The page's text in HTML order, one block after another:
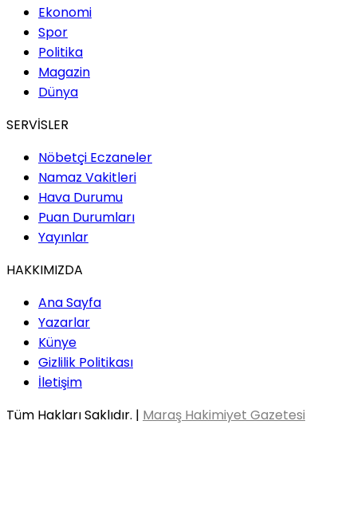
Ekonomi
Spor
Politika
Magazin
Dünya
SERVİSLER
Nöbetçi Eczaneler
Namaz Vakitleri
Hava Durumu
Puan Durumları
Yayınlar
HAKKIMIZDA
Ana Sayfa
Yazarlar
Künye
Gizlilik Politikası
İletişim
Tüm Hakları Saklıdır. | Maraş Hakimiyet Gazetesi